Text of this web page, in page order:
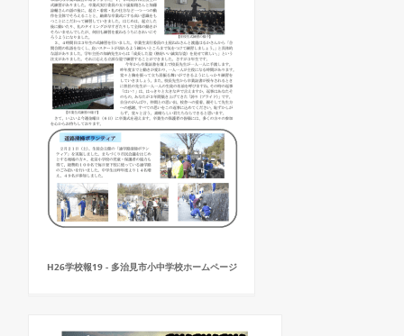
H26学校報19 - 多治見市小中学校ホームページ